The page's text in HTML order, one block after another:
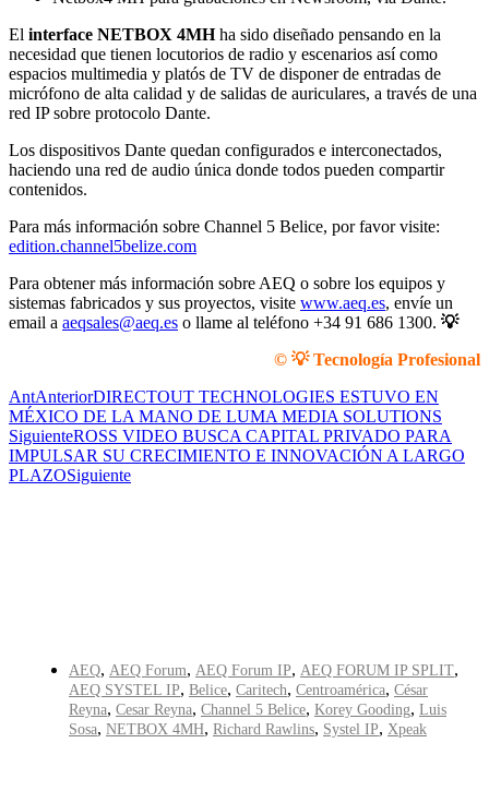
El interface NETBOX 4MHha sido diseñado pensando en la
necesidad que tienen locutorios de radio y escenarios así como
espacios multimedia y platós de TV de disponer de entradas de
micrófono de alta calidad y de salidas de auriculares, a través de una
red IP sobre protocolo Dante.
Los dispositivos Dante quedan configurados e interconectados,
haciendo una red de audio única donde todos pueden compartir
contenidos.
Para más información sobre Channel 5 Belice, por favor visite:
edition.channel5belize.com
Para obtener más información sobre AEQ o sobre los equipos y
sistemas fabricados y sus proyectos, visite www.aeq.es, envíe un
email a aeqsales@aeq.es o llame al teléfono +34 91 686 1300. 💡
© 💡 Tecnología Profesional
AntAnteriorDIRECTOUT TECHNOLOGIES ESTUVO EN
MÉXICO DE LA MANO DE LUMA MEDIA SOLUTIONS
SiguienteROSS VIDEO BUSCA CAPITAL PRIVADO PARA
IMPULSAR SU CRECIMIENTO E INNOVACIÓN A LARGO
PLAZOSiguiente
AEQ, AEQ Forum, AEQ Forum IP, AEQ FORUM IP SPLIT,
AEQ SYSTEL IP, Belice, Caritech, Centroamérica, César
Reyna, Cesar Reyna, Channel 5 Belice, Korey Gooding, Luis
Sosa, NETBOX 4MH, Richard Rawlins, Systel IP, Xpeak